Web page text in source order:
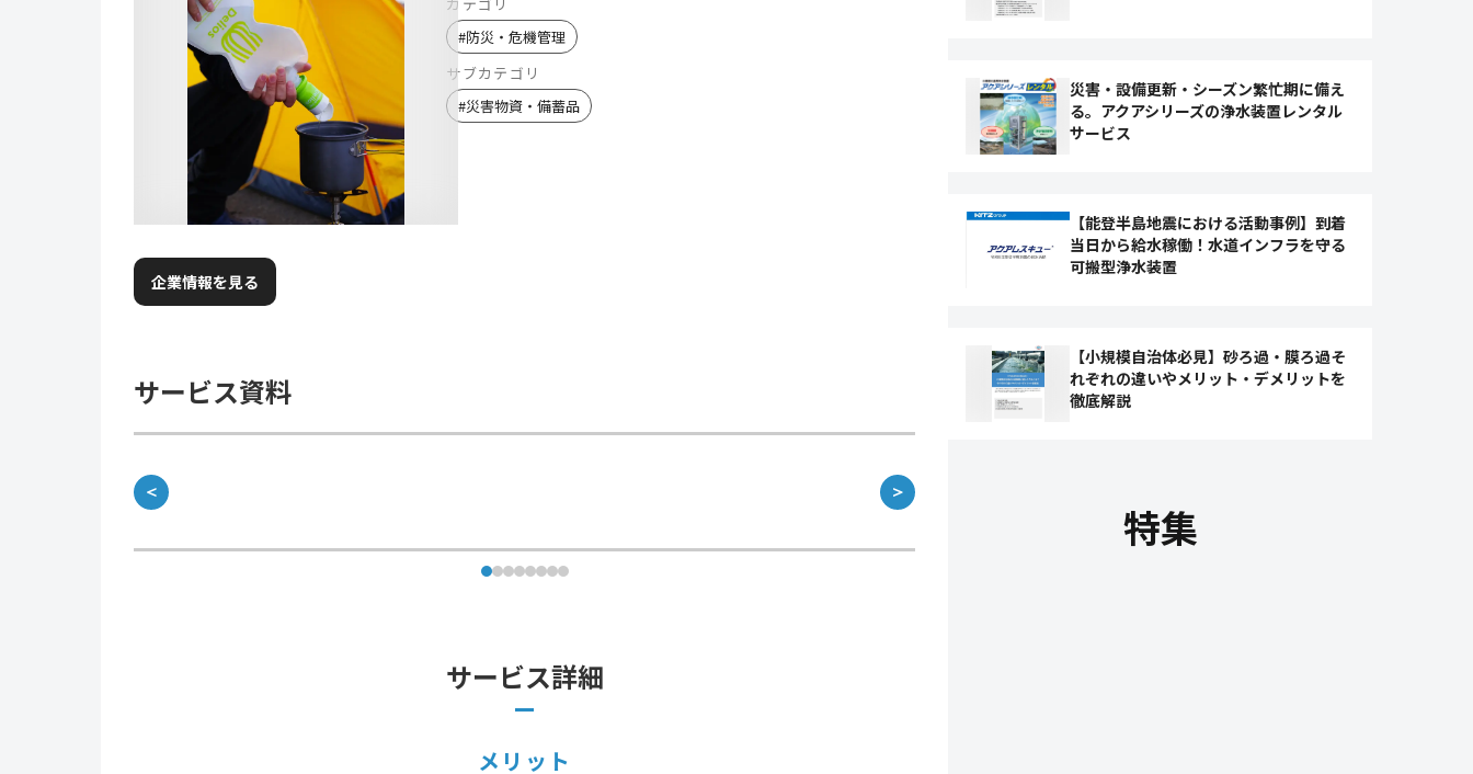
#防災・危機管理
サブカテゴリ
#災害物資・備蓄品
企業情報を見る
サービス資料
＜ ＞
サービス詳細
メリット
災害・設備更新・シーズン繁忙期に備え
る。アクアシリーズの浄水装置レンタル
サービス
【能登半島地震における活動事例】到着
当日から給水稼働！水道インフラを守る
可搬型浄水装置
【小規模自治体必見】砂ろ過・膜ろ過そ
れぞれの違いやメリット・デメリットを
徹底解説
特集